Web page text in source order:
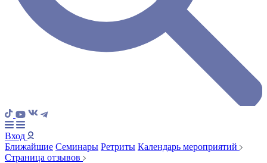
Вход
Ближайшие Семинары Ретриты Календарь мероприятий
Страница отзывов